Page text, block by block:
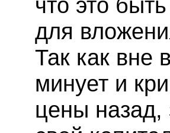
что это
для
Так как вне
минует и
цены назад,